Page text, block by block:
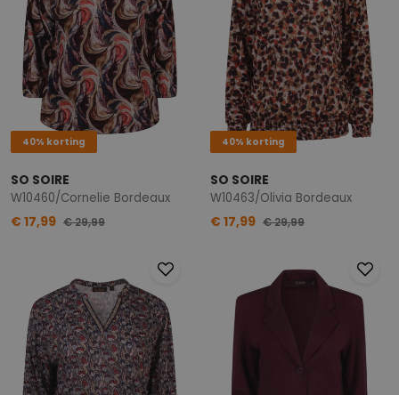
40% korting
SO SOIRE
W10460/Cornelie Bordeaux
€ 17,99 € 29,99
40% korting
SO SOIRE
W10463/Olivia Bordeaux
€ 17,99 € 29,99